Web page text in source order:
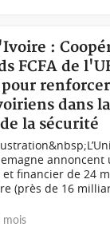
:
FCFA de
dans
la sécurité
financier de 24
(près de 16
mois